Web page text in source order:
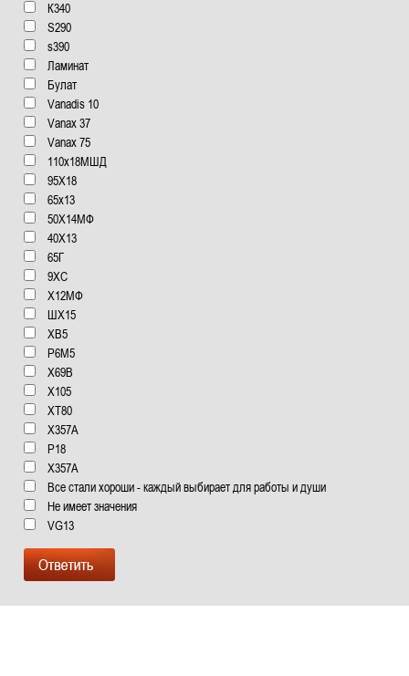
К340
S290
s390
Ламинат
Булат
Vanadis 10
Vanax 37
Vanax 75
110x18МШД
95Х18
65x13
50Х14МФ
40Х13
65Г
9ХС
Х12МФ
ШХ15
ХВ5
Р6М5
Х69В
Х105
XT80
X357A
Р18
Х357А
Все стали хороши - каждый выбирает для работы и души
Не имеет значения
VG13